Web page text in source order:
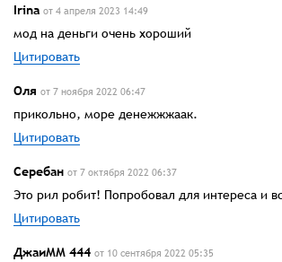
Irina от 4 апреля 2023 14:49
мод на деньги очень хороший
Цитировать
Оля от 7 ноября 2022 06:47
прикольно, море денежжжаак.
Цитировать
Серебан от 7 октября 2022 06:37
Это рил робит! Попробовал для интереса и
Цитировать
ДжаиММ 444 от 10 сентября 2022 05:35